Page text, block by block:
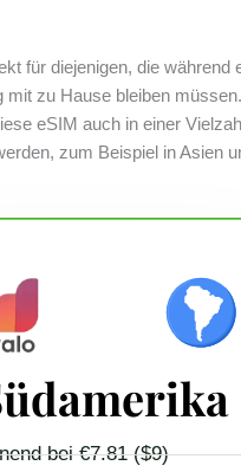
für diejenigen, die während
mit zu Hause bleiben
eSIM auch in einer
zum Beispiel in Asien
bei €7.81 ($9)